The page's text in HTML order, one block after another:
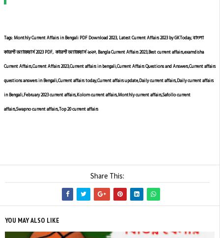
Tags: Monthly Current Affairs in Bengali PDF Download 2023, Latest Current Affairs 2023 by GKToday, বাংলা
কারেন্ট অ্যাফেয়ার্স 2023 PDF, কারেন্ট অ্যাফেয়ার্স ২০২৩, Bangla Current Affairs 2023,Best current affairs,examdisha
Current Affairs,Current Affairs 2023,Current affairs in bengali,Current Affairs Questions and Answers,Current affairs
questions answers in Bengali,Current affairs today,Current affairs update,Daily current affairs,Daily current affairs
in Bengali,February 2023 current affairs,Kolom current affairs,Monthly current affairs,Safollo current
affairs,Swapno current affairs,Top 20 current affairs
Share This:
YOU MAY ALSO LIKE